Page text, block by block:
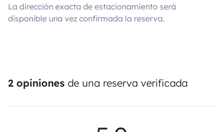
La dirección exacta de estacionamiento será
disponible una vez confirmada la reserva.
2 opiniones de una reserva verificada